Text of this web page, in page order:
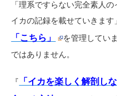
「理系ですらない完全素人
イカの記録を載せていきま
「こちら」
を管理してい
ではありません。
『
「イカを楽しく解剖し